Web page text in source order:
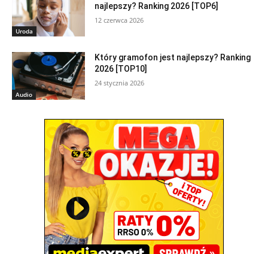
Uroda
najlepszy? Ranking 2026 [TOP6]
12 czerwca 2026
Audio
Który gramofon jest najlepszy? Ranking
2026 [TOP10]
24 stycznia 2026